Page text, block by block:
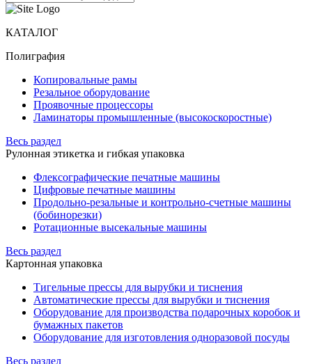
КАТАЛОГ
Полиграфия
Копировальные рамы
Резальное оборудование
Проявочные процессоры
Ламинаторы промышленные (высокоскоростные)
Весь раздел
Рулонная этикетка и гибкая упаковка
Флексографические печатные машины
Цифровые печатные машины
Продольно-резальные и контрольно-счетные машины
(бобинорезки)
Ротационные высекальные машины
Весь раздел
Картонная упаковка
Тигельные прессы для вырубки и тиснения
Автоматические прессы для вырубки и тиснения
Оборудование для производства подарочных коробок и
бумажных пакетов
Оборудование для изготовления одноразовой посуды
Весь раздел